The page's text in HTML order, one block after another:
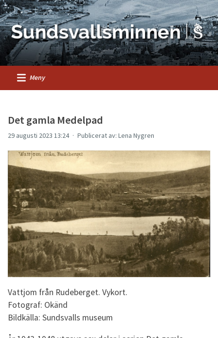
Meny
Det gamla Medelpad
29 augusti 2023 13:24 Publicerat av: Lena Nygren
Vattjom från Rudeberget. Vykort.
Fotograf: Okänd
Bildkälla: Sundsvalls museum